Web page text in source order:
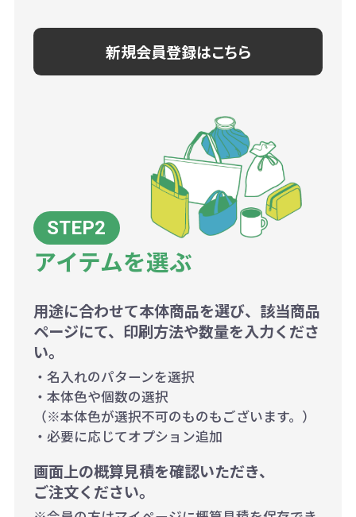
新規会員登録はこちら
アイテムを選ぶ
用途に合わせて本体商品を選び、該当商品
ページにて、印刷方法や数量を入力くださ
い。
・名入れのパターンを選択
・本体色や個数の選択
（※本体色が選択不可のものもございます。）
・必要に応じてオプション追加
画面上の概算見積を確認いただき、
ご注文ください。